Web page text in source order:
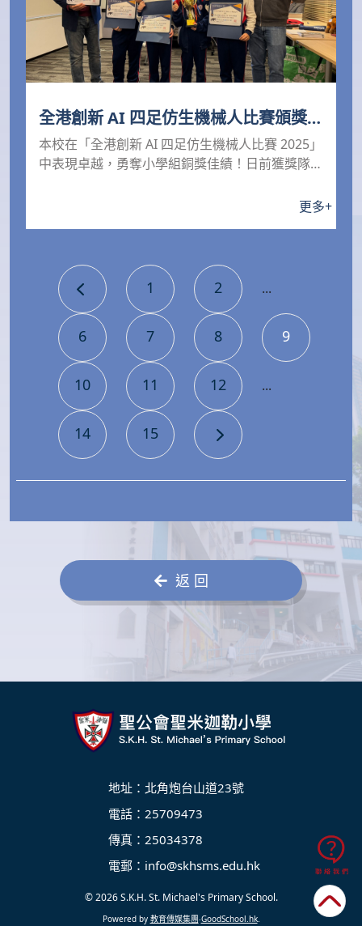
全港創新 AI 四足仿生機械人比賽頒獎禮
2025
本校在「全港創新 AI 四足仿生機械人比賽 2025」
中表現卓越，勇奪小學組銅獎佳績！日前獲獎隊伍
更多+
1 2 ...
6 7 8 9
10 11 12 ...
14 15
返 回
地址：北角炮台山道23號
電話：25709473
傳真：25034378
電郵： info@skhsms.edu.hk
© 2026S.K.H. St. Michael's Primary School.
Powered by 教育傳媒集團‧GoodSchool.hk.